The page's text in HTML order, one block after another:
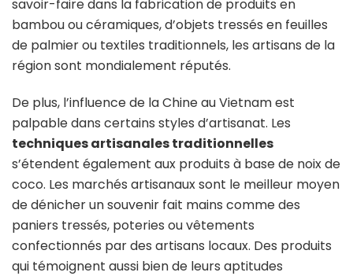
savoir-faire dans la fabrication de produits en
bambou ou céramiques, d’objets tressés en feuilles
de palmier ou textiles traditionnels, les artisans de la
région sont mondialement réputés.
De plus, l’influence de la Chine au Vietnam est
palpable dans certains styles d’artisanat. Les
techniques artisanales traditionnelles
s’étendent également aux produits à base de noix de
coco. Les marchés artisanaux sont le meilleur moyen
de dénicher un souvenir fait mains comme des
paniers tressés, poteries ou vêtements
confectionnés par des artisans locaux. Des produits
qui témoignent aussi bien de leurs aptitudes